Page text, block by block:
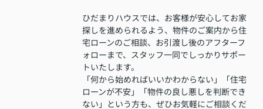
ひだまりハウスでは、お客様が安心してお家
探しを進められるよう、物件のご案内から住
宅ローンのご相談、お引渡し後のアフターフ
ォローまで、スタッフ一同でしっかりサポー
トいたします。
「何から始めればいいかわからない」「住宅
ローンが不安」「物件の良し悪しを判断でき
ない」という方も、ぜひお気軽にご相談くだ